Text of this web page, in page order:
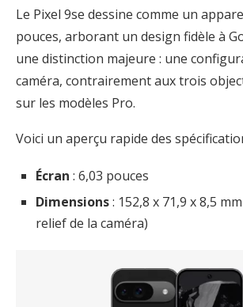
Le Pixel 9se dessine comme un
pouces, arborant un design fidèle à
une distinction majeure : une
caméra, contrairement aux trois
sur les modèles Pro.
Voici un aperçu rapide des
Écran : 6,03 pouces
Dimensions: 152,8 x 71,9 x 8,5
relief de la caméra)